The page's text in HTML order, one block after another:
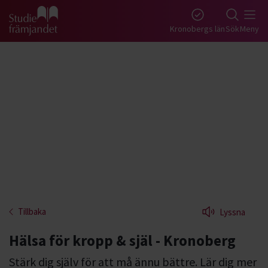
Gå till studiefrämjandets startsida Kronobergs länSökMeny
Tillbaka Lyssna
Hälsa för kropp & själ - Kronoberg
Stärk dig själv för att må ännu bättre. Lär dig mer